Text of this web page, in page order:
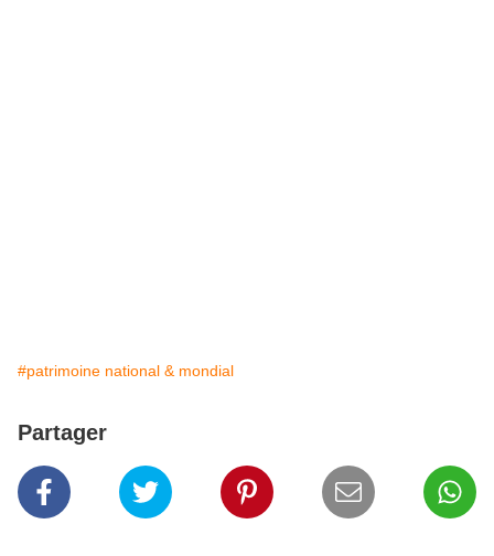
#patrimoine national & mondial
Partager